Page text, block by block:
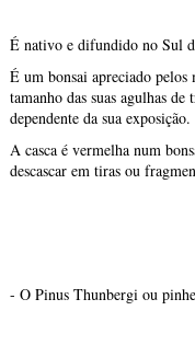
É nativo e difundido no Sul
É um bonsai apreciado
tamanho das suas agulhas
dependente da sua exposição.
A casca é vermelha num
descascar em tiras ou
- O Pinus Thunbergi ou